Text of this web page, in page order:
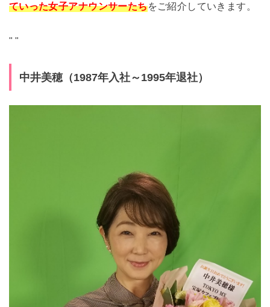
ていった女子アナウンサーたちをご紹介していきます。
" "
中井美穂（1987年入社～1995年退社）